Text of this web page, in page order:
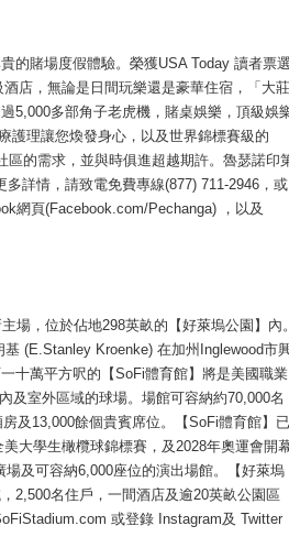
的賭場度假體驗。榮獲USA Today 讀者票選
店，無論是日間玩樂還是豪華住宿，「大莊
5,000多部角子老虎機，賭桌娛樂，頂級娛
護理讓您煥發身心，以及世界錦標賽級的
的需求，並與時俱進超越期許。魯瑟諾印
詳情，請致電免費專線(877) 711-2946，或
網頁(Facebook.com/Pechanga) ，以及
場，位於佔地298英畝的【好萊塢公園】內。
基 (E.Stanley Kroenke) 在加州Inglewood市
十萬平方呎的【SoFi體育館】將是美國職業
及室外區域的球場。場館可容納約70,000名
及13,000餘個貴賓席位。【SoFi體育館】已
大學生橄欖球錦標賽，及2028年奧運會開
及可容納6,000座位的演出場館。【好萊塢
2,500名住戶，一間酒店及逾20英畝公園區
或登錄 Instagram及 Twitter